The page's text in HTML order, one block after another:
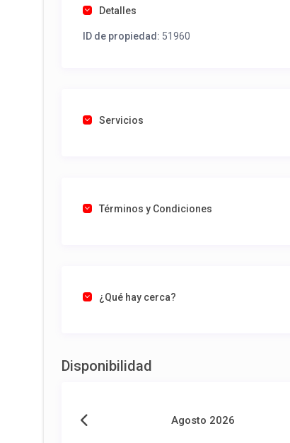
Detalles
ID de propiedad: 51960
Servicios
Términos y Condiciones
¿Qué hay cerca?
Disponibilidad
Agosto 2026